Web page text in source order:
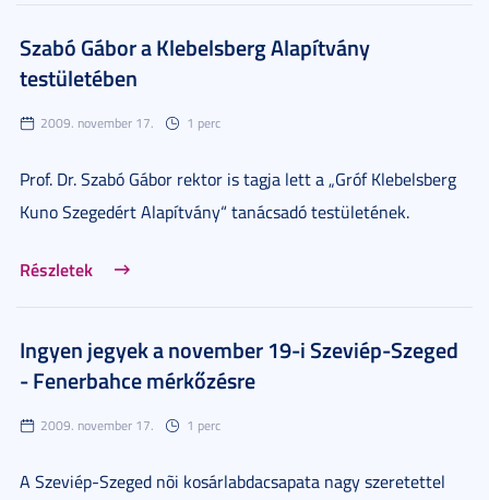
Szabó Gábor a Klebelsberg Alapítvány
testületében
2009. november 17. 1 perc
Prof. Dr. Szabó Gábor rektor is tagja lett a „Gróf Klebelsberg
Kuno Szegedért Alapítvány“ tanácsadó testületének.
Részletek
Ingyen jegyek a november 19-i Szeviép-Szeged
- Fenerbahce mérkőzésre
2009. november 17. 1 perc
A Szeviép-Szeged nõi kosárlabdacsapata nagy szeretettel